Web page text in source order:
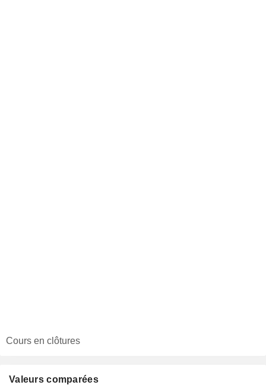
Cours en clôtures
Valeurs comparées